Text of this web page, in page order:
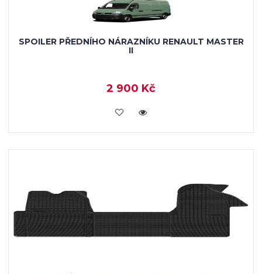
SPOILER PŘEDNÍHO NÁRAZNÍKU RENAULT MASTER
II
2 900 Kč
KOUPIT